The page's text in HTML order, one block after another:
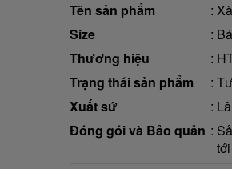
Tên sản phẩm
Size
Thương hiệu
Trạng thái sản phẩm
Xuất sứ
Đóng gói và Bảo quản